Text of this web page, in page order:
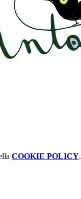
COOKIE POLICY.